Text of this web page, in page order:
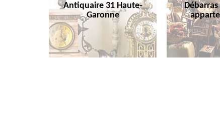
Antiquaire 31 Haute-
Garonne